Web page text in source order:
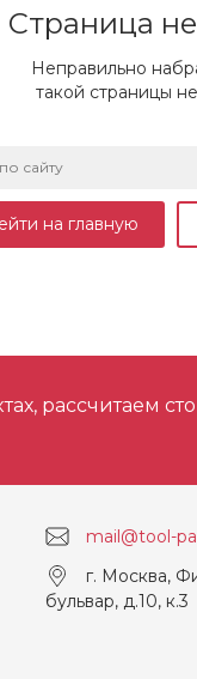
Страница
Неправильно
такой страницы
на главную
рассчитаем
mail@tool-
г. Москва,
бульвар, д.10, к.3